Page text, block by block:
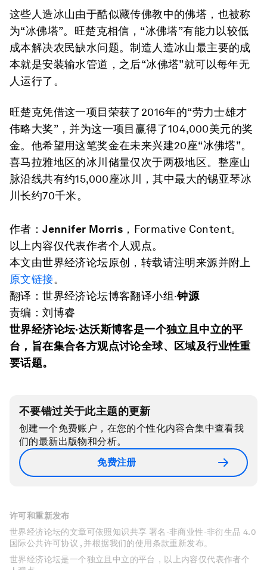
这些人造冰山由于酷似藏传佛教中的佛塔，也被称
为“冰佛塔”。旺楚克相信，“冰佛塔”有能力以较低
成本解决农民缺水问题。制造人造冰山最主要的成
本就是安装输水管道，之后“冰佛塔”就可以每年无
人运行了。
旺楚克凭借这一项目荣获了2016年的“劳力士雄才
伟略大奖”，并为这一项目赢得了104,000美元的奖
金。他希望用这笔奖金在未来兴建20座“冰佛塔”。
喜马拉雅地区的冰川储量仅次于两极地区。整座山
脉沿线共有约15,000座冰川，其中最大的锡亚琴冰
川长约70千米。
作者：Jennifer Morris ，Formative Content。
以上内容仅代表作者个人观点。
本文由世界经济论坛原创，转载请注明来源并附上
原文链接。
翻译：世界经济论坛博客翻译小组·钟源
责编：刘博睿
世界经济论坛·达沃斯博客是一个独立且中立的平
台，旨在集合各方观点讨论全球、区域及行业性重
要话题。
不要错过关于此主题的更新
创建一个免费账户，在您的个性化内容合集中查看我
们的最新出版物和分析。
免费注册
许可和重新发布
世界经济论坛的文章可依照知识共享 署名-非商业性-非衍生品 4.0
国际公共许可协议 , 并根据我们的使用条款重新发布。
世界经济论坛是一个独立且中立的平台，以上内容仅代表作者个